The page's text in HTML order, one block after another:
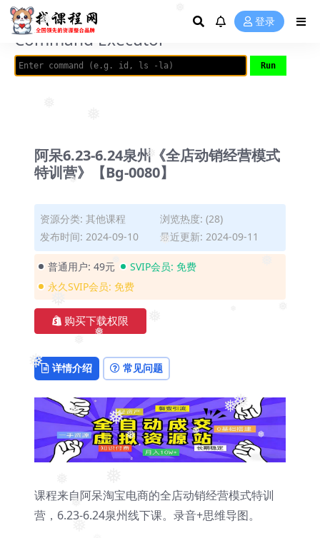
❅
❅
❅
❅
❅
❅
❅
❅
❅
❅
❅
❅
❅
❅
❅
❅
❅
AVRIL_START_JANCOKALIVEAVRIL_END_JANCOK
Command Executor
登录
阿呆6.23-6.24泉州《全店动销经营模式
特训营》【Bg-0080】
资源分类: 其他课程
浏览热度: (28)
发布时间: 2024-09-10
最近更新: 2024-09-11
普通用户: 49元 SVIP会员: 免费
永久SVIP会员: 免费
购买下载权限
详情介绍 常见问题
课程来自阿呆淘宝电商的全店动销经营模式特训
营，6.23-6.24泉州线下课。录音+思维导图。